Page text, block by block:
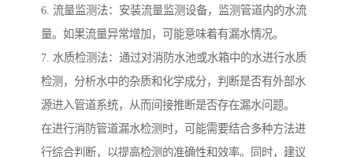
6. 流量监测法：安装流量监测设备，监测管道内的水流
量。如果流量异常增加，可能意味着有漏水情况。
7. 水质检测法：通过对消防水池或水箱中的水进行水质
检测，分析水中的杂质和化学成分，判断是否有外部水
源进入管道系统，从而间接推断是否存在漏水问题。
在进行消防管道漏水检测时，可能需要结合多种方法进
行综合判断，以提高检测的准确性和效率。同时，建议